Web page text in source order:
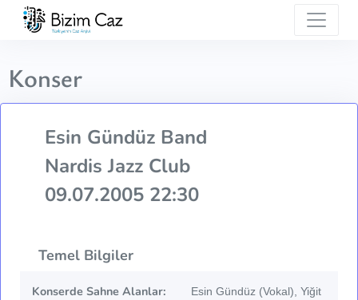
Konser
Esin Gündüz Band
Nardis Jazz Club
09.07.2005 22:30
Temel Bilgiler
Konserde Sahne Alanlar:
Esin Gündüz (Vokal), Yiğit